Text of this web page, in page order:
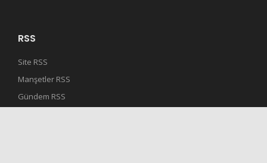
RSS
Site RSS
Manşetler RSS
Gündem RSS